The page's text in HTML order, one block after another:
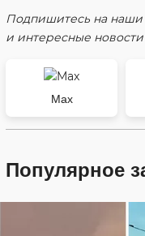
Подпишитесь на наши
и интересные
Max
Популярное